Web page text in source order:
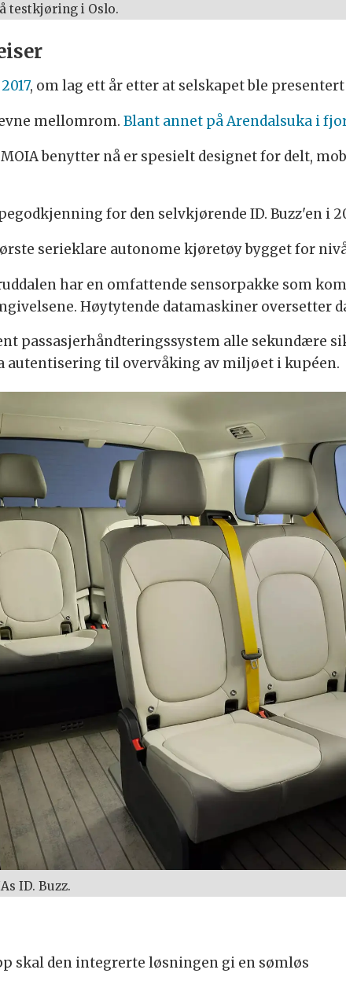
testkjøring i Oslo.
, om lag ett år etter at selskapet ble
mellomrom.Blant annet på Arendalsuka i
benytter nå er spesielt designet for delt,
for den selvkjørende ID. Buzz'en i
serieklare autonome kjøretøy bygget for
har en omfattende sensorpakke som
Høytytende datamaskiner oversetter
passasjerhåndteringssystem alle sekundære
autentisering til overvåking av miljøet i kupéen.
ID. Buzz.
skal den integrerte løsningen gi en sømløs